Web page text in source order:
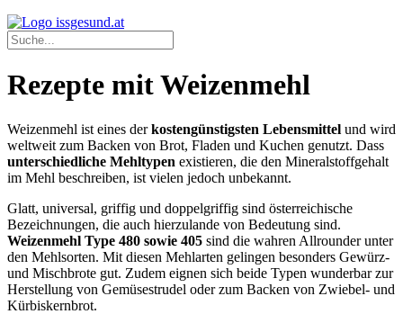
Rezepte mit Weizenmehl
Weizenmehl ist eines derkostengünstigsten Lebensmittel und wird
weltweit zum Backen von Brot, Fladen und Kuchen genutzt. Dass
unterschiedliche Mehltypen existieren, die den Mineralstoffgehalt
im Mehl beschreiben, ist vielen jedoch unbekannt.
Glatt, universal, griffig und doppelgriffig sind österreichische
Bezeichnungen, die auch hierzulande von Bedeutung sind.
Weizenmehl Type 480 sowie 405 sind die wahren Allrounder unter
den Mehlsorten. Mit diesen Mehlarten gelingen besonders Gewürz-
und Mischbrote gut. Zudem eignen sich beide Typen wunderbar zur
Herstellung von Gemüsestrudel oder zum Backen von Zwiebel- und
Kürbiskernbrot.